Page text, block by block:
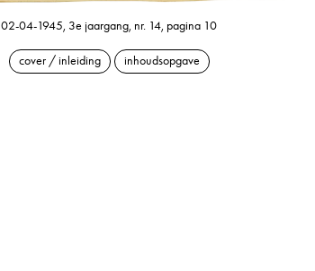
02-04-1945, 3e jaargang, nr. 14, pagina 10
cover / inleiding inhoudsopgave